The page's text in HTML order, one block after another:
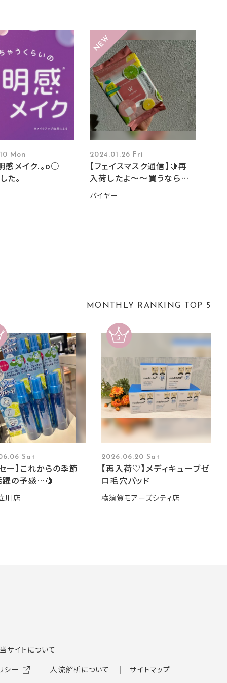
Mon
感メイク.。o○
た。
2024.01.26 Fri
【フェイスマスク通信】🍋再
入荷したよ～～買うなら
今！！🍋
バイヤー
MONTHLY RANKING TOP 5
Sat
ー】これからの季節
躍の予感…🍋
川店
2026.06.20 Sat
【再入荷♡】メディキューブゼ
ロ毛穴パッド
横須賀モアーズシティ店
当サイトについて
シー 人流解析について サイトマップ